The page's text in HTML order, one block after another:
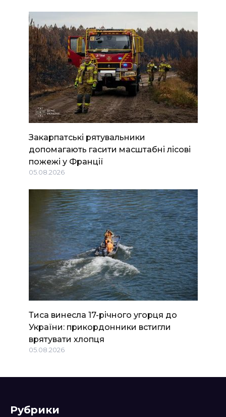
Закарпатські рятувальники
допомагають гасити масштабні лісові
пожежі у Франції
05.08.2026
Тиса винесла 17-річного угорця до
України: прикордонники встигли
врятувати хлопця
05.08.2026
Рубрики